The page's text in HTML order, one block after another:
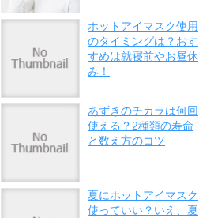
ホットアイマスク使用
のタイミングは？おす
すめは就寝前やお昼休
み！
あずきのチカラは何回
使える？2種類の寿命
と数え方のコツ
夏にホットアイマスク
使っていい？いえ、夏